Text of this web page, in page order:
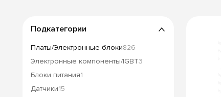
Подкатегории
Платы/Электронные блоки826
Электронные компоненты/IGBT3
Блоки питания1
Датчики15